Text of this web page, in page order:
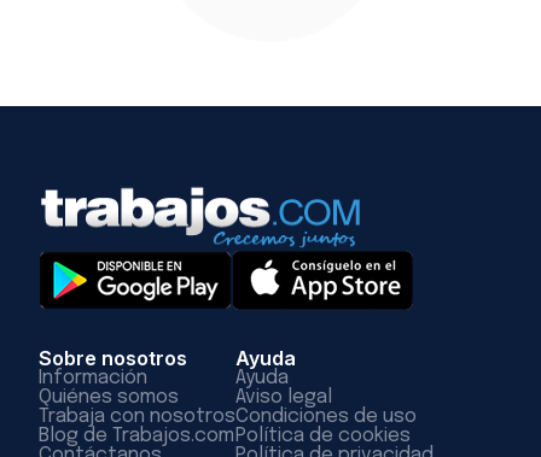
Sobre nosotros
Información
Quiénes somos
Trabaja con nosotros
Blog de Trabajos.com
Ayuda
Ayuda
Aviso legal
Condiciones de uso
Política de cookies